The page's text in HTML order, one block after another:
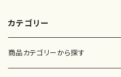
カテゴリー
商品カテゴリーから探す